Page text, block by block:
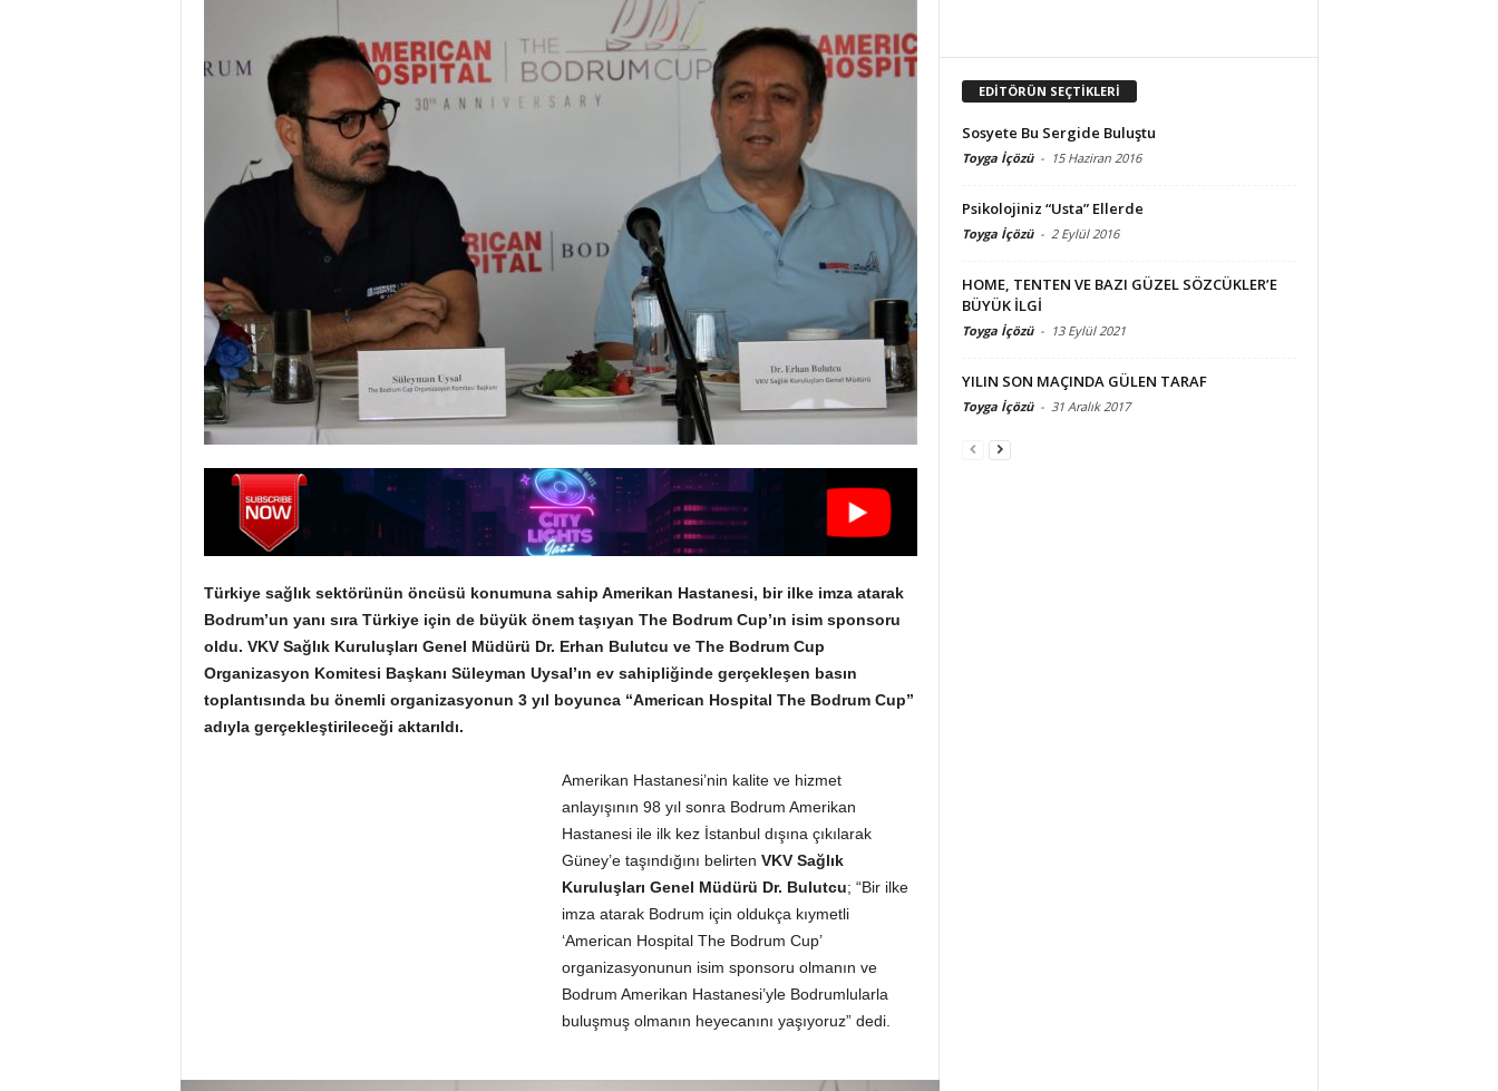
Türkiye sağlık sektörünün öncüsü konumuna sahip Amerikan Hastanesi, bir ilke imza atarak
Bodrum’un yanı sıra Türkiye için de büyük önem taşıyan The Bodrum Cup’ın isim sponsoru
oldu. VKV Sağlık Kuruluşları Genel Müdürü Dr. Erhan Bulutcu ve The Bodrum Cup
Organizasyon Komitesi Başkanı Süleyman Uysal’ın ev sahipliğinde gerçekleşen basın
toplantısında bu önemli organizasyonun 3 yıl boyunca “American Hospital The Bodrum Cup”
adıyla gerçekleştirileceği aktarıldı.
Amerikan Hastanesi’nin kalite ve hizmet
anlayışının 98 yıl sonra Bodrum Amerikan
Hastanesi ile ilk kez İstanbul dışına çıkılarak
Güney’e taşındığını belirten VKV Sağlık
Kuruluşları Genel Müdürü Dr. Bulutcu; “Bir ilke
imza atarak Bodrum için oldukça kıymetli
‘American Hospital The Bodrum Cup’
organizasyonunun isim sponsoru olmanın ve
Bodrum Amerikan Hastanesi’yle Bodrumlularla
buluşmuş olmanın heyecanını yaşıyoruz” dedi.
EDİTÖRÜN SEÇTİKLERİ
Sosyete Bu Sergide Buluştu
Toyga İçözü - 15 Haziran 2016
Psikolojiniz “Usta” Ellerde
Toyga İçözü - 2 Eylül 2016
HOME, TENTEN VE BAZI GÜZEL SÖZCÜKLER’E
BÜYÜK İLGİ
Toyga İçözü - 13 Eylül 2021
YILIN SON MAÇINDA GÜLEN TARAF
Toyga İçözü - 31 Aralık 2017